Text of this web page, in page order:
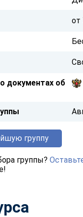
от
документах об
группу
группы?